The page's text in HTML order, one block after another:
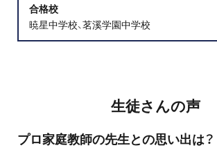
採用情報
採用情報
合格校
暁星中学校、茗溪学園中学校
生徒さんの声
プロ家庭教師の先生との思い出は？